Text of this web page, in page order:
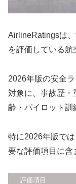
AirlineRatingsは
を評価している航
2026年版の安全
対象に、事故歴
齢・パイロット訓
特に2026年版で
要な評価項目に含
評価項目